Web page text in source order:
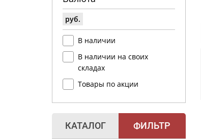
руб.
В наличии
В наличии на своих
складах
Товары по акции
КАТАЛОГ ФИЛЬТР